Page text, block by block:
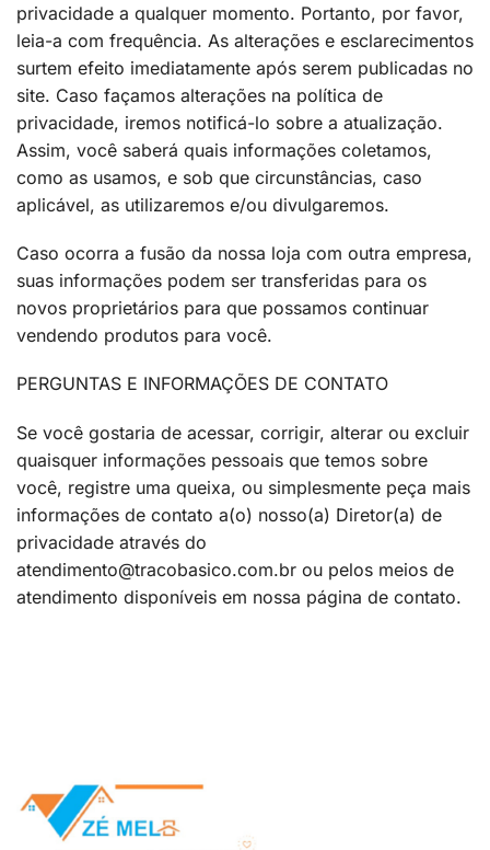
privacidade a qualquer momento. Portanto, por favor,
leia-a com frequência. As alterações e esclarecimentos
surtem efeito imediatamente após serem publicadas no
site. Caso façamos alterações na política de
privacidade, iremos notificá-lo sobre a atualização.
Assim, você saberá quais informações coletamos,
como as usamos, e sob que circunstâncias, caso
aplicável, as utilizaremos e/ou divulgaremos.
Caso ocorra a fusão da nossa loja com outra empresa,
suas informações podem ser transferidas para os
novos proprietários para que possamos continuar
vendendo produtos para você.
PERGUNTAS E INFORMAÇÕES DE CONTATO
Se você gostaria de acessar, corrigir, alterar ou excluir
quaisquer informações pessoais que temos sobre
você, registre uma queixa, ou simplesmente peça mais
informações de contato a(o) nosso(a) Diretor(a) de
privacidade através do
atendimento@tracobasico.com.br ou pelos meios de
atendimento disponíveis em nossa página de contato.